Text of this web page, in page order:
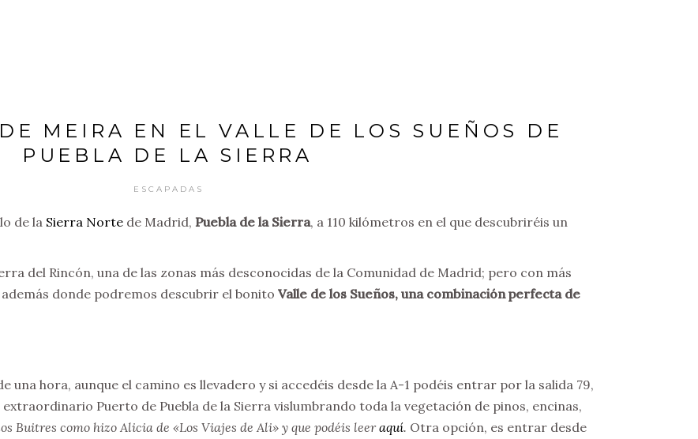
MEIRA EN EL VALLE DE LOS SUEÑOS DE
PUEBLA DE LA SIERRA
ESCAPADAS
de la Sierra Norte de Madrid, Puebla de la Sierra, a 110 kilómetros en el que descubriréis un
del Rincón, una de las zonas más desconocidas de la Comunidad de Madrid; pero con más
donde podremos descubrir el bonito Valle de los Sueños, una combinación perfecta de
una hora, aunque el camino es llevadero y si accedéis desde la A-1 podéis entrar por la salida 79,
Puerto de Puebla de la Sierra vislumbrando toda la vegetación de pinos, encinas,
Buitres como hizo Alicia de «Los Viajes de Ali» y que podéis leeraquí. Otra opción, es entrar desde